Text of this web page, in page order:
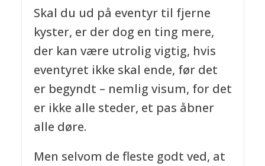
Skal du ud på eventyr til fjerne
kyster, er der dog en ting mere,
der kan være utrolig vigtig, hvis
eventyret ikke skal ende, før det
er begyndt – nemlig visum, for det
er ikke alle steder, et pas åbner
alle døre.
Men selvom de fleste godt ved, at